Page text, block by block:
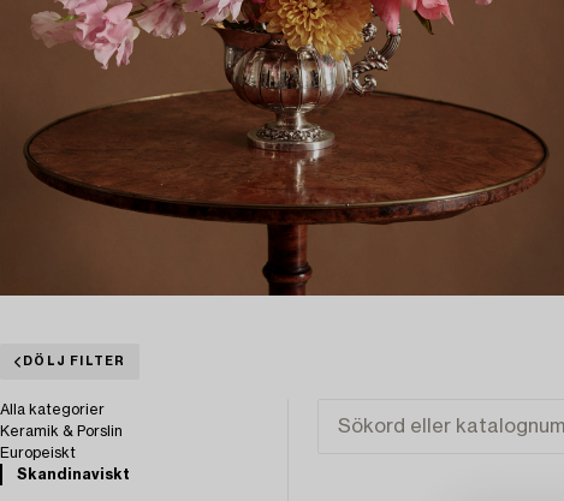
DÖLJ FILTER
Alla kategorier
Keramik & Porslin
Europeiskt
Skandinaviskt